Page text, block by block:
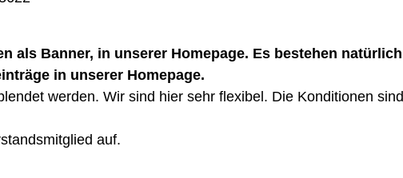
als Banner, in unserer Homepage. Es bestehen natürlich
in unserer Homepage.
werden. Wir sind hier sehr flexibel. Die Konditionen sind
auf.